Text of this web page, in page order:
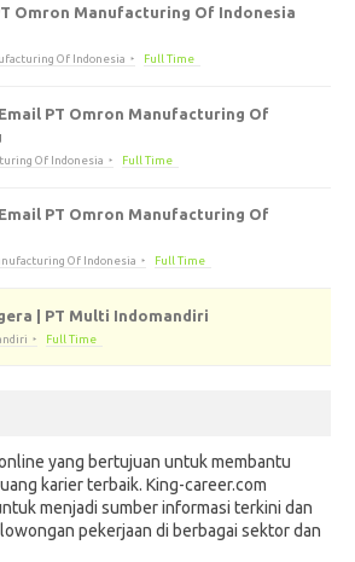
Omron Manufacturing Of Indonesia
Of Indonesia Full Time
PT Omron Manufacturing Of
Of Indonesia Full Time
PT Omron Manufacturing Of
Of Indonesia Full Time
| PT Multi Indomandiri
Full Time
yang bertujuan untuk membantu
karier terbaik. King-career.com
menjadi sumber informasi terkini dan
pekerjaan di berbagai sektor dan